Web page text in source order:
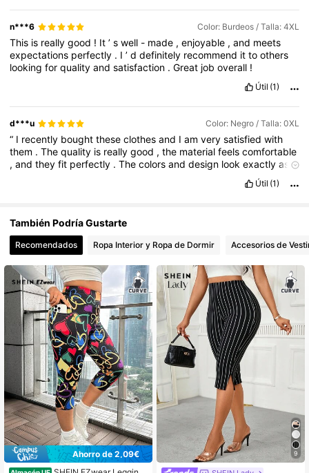
n***6 Color: Burdeos / Talla: 4XL
This is reallygood ! It’swell - made ,enjoyable ,and meets
expectations perfectly . I’ddefinitely recommend ittoothers
lookingforqualityandsatisfaction .Great joboverall !
Útil (1)
d***u Color: Negro / Talla: 0XL
“ I recently boughttheseclothesand Iamverysatisfiedwith
them .Thequality is reallygood ,the materialfeelscomfortable
,andtheyfit perfectly .Thecolorsanddesign lookexactlyas
them
Útil (1)
También Podría Gustarte
Recomendados Ropa Interior y Ropa de Dormir Accesorios de
Ahorro de 2,09€ 9